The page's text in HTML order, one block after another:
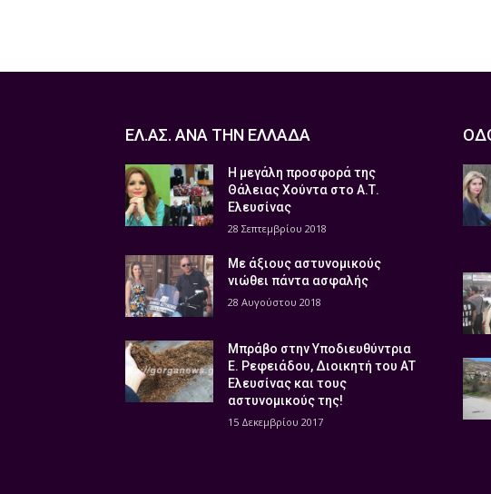
ΕΛ.ΑΣ. ΑΝΑ ΤΗΝ ΕΛΛΑΔΑ
Η μεγάλη προσφορά της
Θάλειας Χούντα στο Α.Τ.
Ελευσίνας
28 Σεπτεμβρίου 2018
Με άξιους αστυνομικούς
νιώθει πάντα ασφαλής
28 Αυγούστου 2018
Μπράβο στην Υποδιευθύντρια
Ε. Ρεφειάδου, Διοικητή του ΑΤ
Ελευσίνας και τους
αστυνομικούς της!
15 Δεκεμβρίου 2017